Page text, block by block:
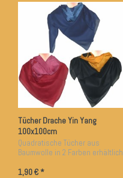
Tücher Drache Yin Yang
100x100cm
Quadratische Tücher aus
Baumwolle in 2 Farben erhältlich
1,90 € *